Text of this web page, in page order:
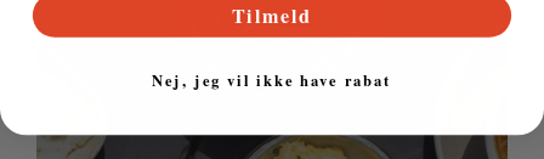
Tilmeld
Nej, jeg vil ikke have rabat